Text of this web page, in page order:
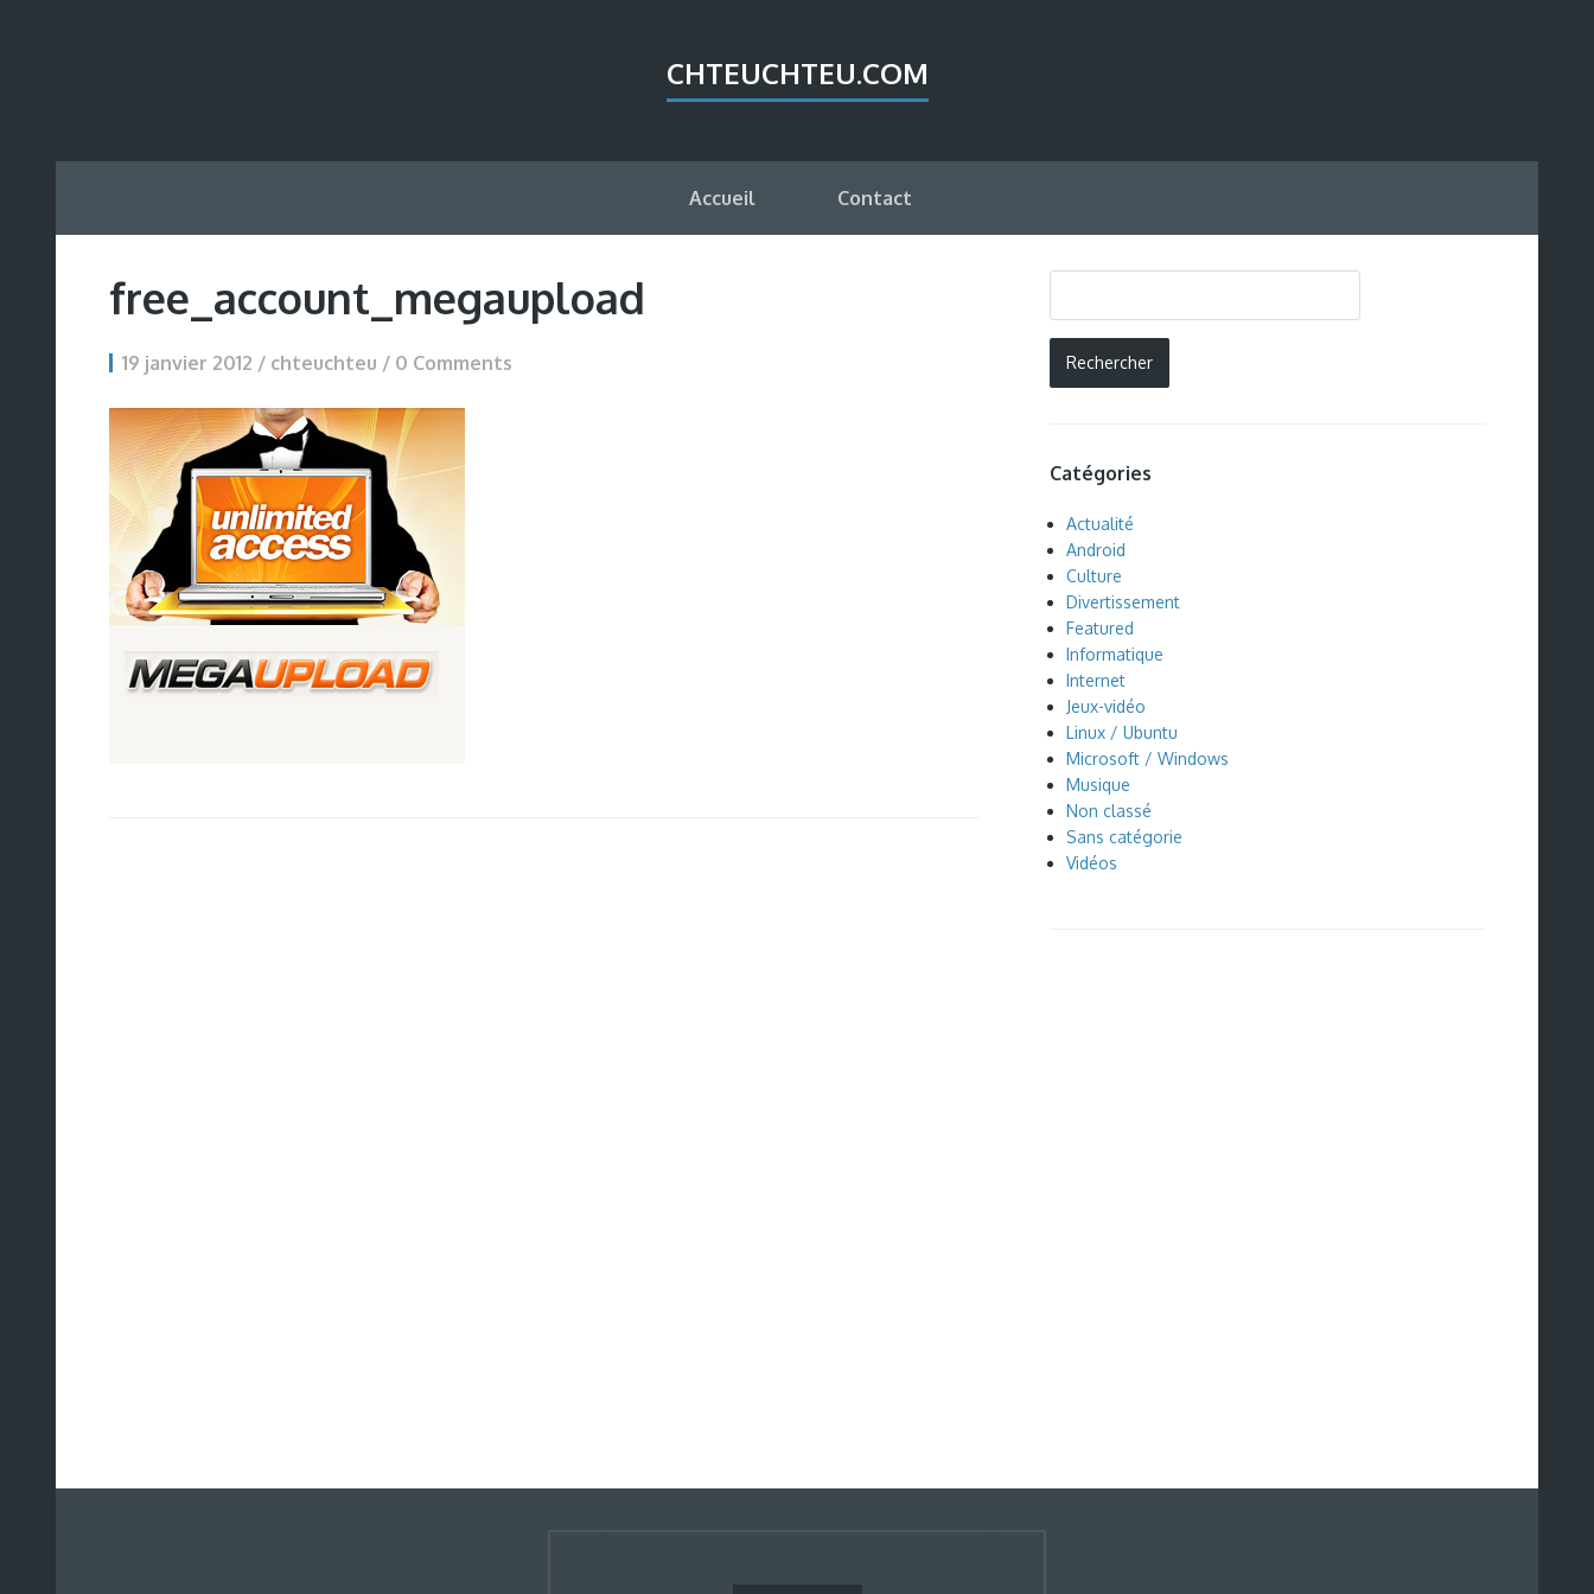
CHTEUCHTEU.COM
Accueil Contact
free_account_megaupload
19 janvier 2012 / chteuchteu / 0 Comments
Catégories
Actualité
Android
Culture
Divertissement
Featured
Informatique
Internet
Jeux-vidéo
Linux / Ubuntu
Microsoft / Windows
Musique
Non classé
Sans catégorie
Vidéos